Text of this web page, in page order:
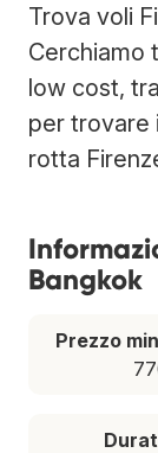
Trova voli
Cerchiamo
low cost,
per trovare
rotta
Bangkok
Prezzo